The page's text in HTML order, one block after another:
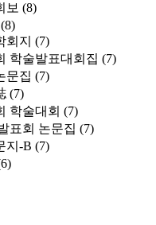
보 (8)
(8)
회지 (7)
학술발표대회집 (7)
문집 (7)
(7)
학술대회 (7)
표회 논문집 (7)
지-B (7)